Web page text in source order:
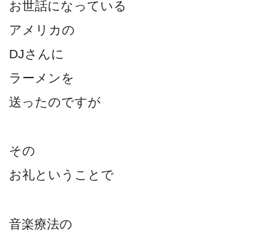
お世話になっている
アメリカの
DJさんに
ラーメンを
送ったのですが
その
お礼ということで
音楽療法の